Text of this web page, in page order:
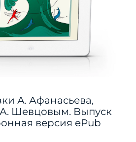
А. Афанасьева,
Шевцовым. Выпуск
версия ePub